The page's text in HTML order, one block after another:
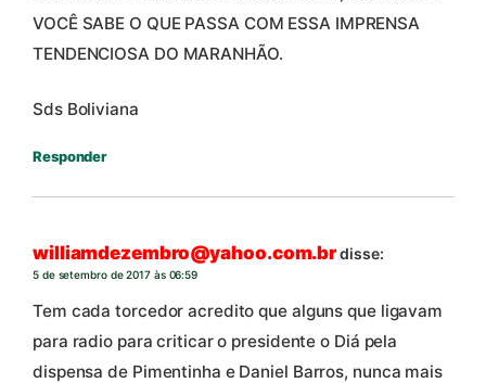
VOCÊ SABE O QUE PASSA COM ESSA IMPRENSA
TENDENCIOSA DO MARANHÃO.
Sds Boliviana
Responder
williamdezembro@yahoo.com.brdisse:
5 de setembro de 2017 às 06:59
Tem cada torcedor acredito que alguns que ligavam
para radio para criticar o presidente o Diá pela
dispensa de Pimentinha e Daniel Barros, nunca mais